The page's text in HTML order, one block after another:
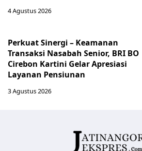
4 Agustus 2026
Perkuat Sinergi – Keamanan
Transaksi Nasabah Senior, BRI BO
Cirebon Kartini Gelar Apresiasi
Layanan Pensiunan
3 Agustus 2026